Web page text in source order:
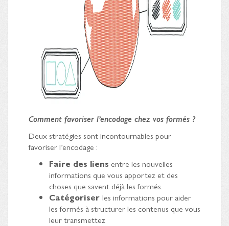
Comment favoriser l’encodage chez vos formés ?
Deux stratégies sont incontournables pour
favoriser l’encodage :
Faire des liens entre les nouvelles
informations que vous apportez et des
choses que savent déjà les formés.
Catégoriser les informations pour aider
les formés à structurer les contenus que vous
leur transmettez